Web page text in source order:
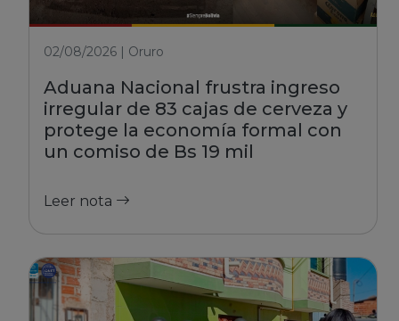
02/08/2026 | Oruro
Aduana Nacional frustra ingreso
irregular de 83 cajas de cerveza y
protege la economía formal con
un comiso de Bs 19 mil
Leer nota